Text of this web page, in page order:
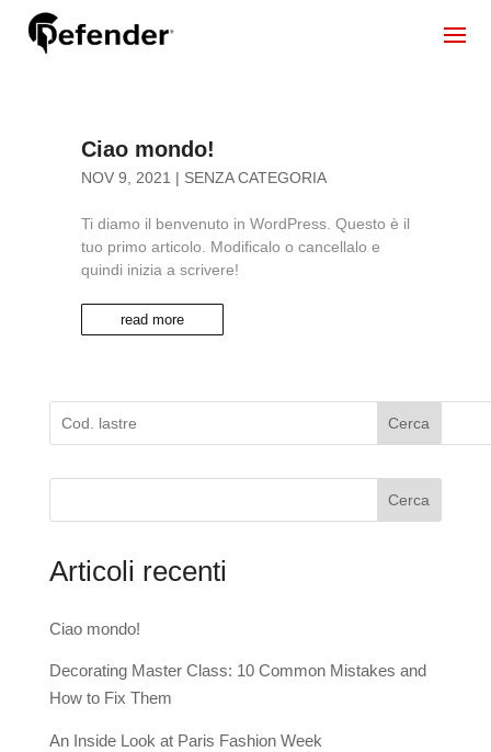
Ciao mondo!
NOV 9, 2021 | SENZA CATEGORIA
Ti diamo il benvenuto in WordPress. Questo è il
tuo primo articolo. Modificalo o cancellalo e
quindi inizia a scrivere!
read more
Cerca
Cerca
Articoli recenti
Ciao mondo!
Decorating Master Class: 10 Common Mistakes and
How to Fix Them
An Inside Look at Paris Fashion Week